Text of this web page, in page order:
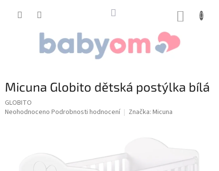
Micuna Globito dětská postýlka bílá
GLOBITO
Průměrné
Neohodnoceno Podrobnosti hodnocení Značka: Micuna